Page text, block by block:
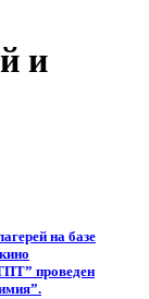
и
на базе
проведен